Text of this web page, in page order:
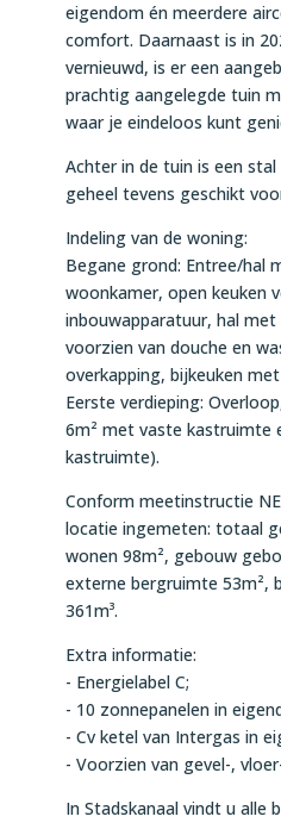
eigendom én meerdere
comfort. Daarnaast is in
vernieuwd, is er een
prachtig aangelegde tuin
waar je eindeloos kunt
Achter in de tuin is een
geheel tevens geschikt
Indeling van de woning:
Begane grond: Entree/hal
woonkamer, open keuken
inbouwapparatuur, hal
voorzien van douche en
overkapping, bijkeuken
Eerste verdieping:
6m² met vaste kastruimte
kastruimte).
Conform meetinstructie
locatie ingemeten: totaal
wonen 98m², gebouw
externe bergruimte 53m²,
361m³.
Extra informatie:
- Energielabel C;
- 10 zonnepanelen in
- Cv ketel van Intergas in
- Voorzien van gevel-,
In Stadskanaal vindt u alle